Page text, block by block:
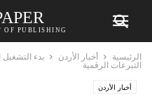
OF PUBLISHING
الرئيسية أخبار الأردن
بدء
التبرعات الرقمية
أخبار الأردن